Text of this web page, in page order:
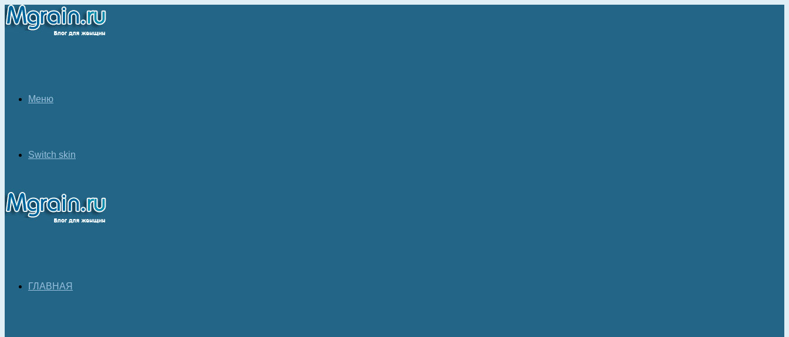
Меню
Switch skin
ГЛАВНАЯ